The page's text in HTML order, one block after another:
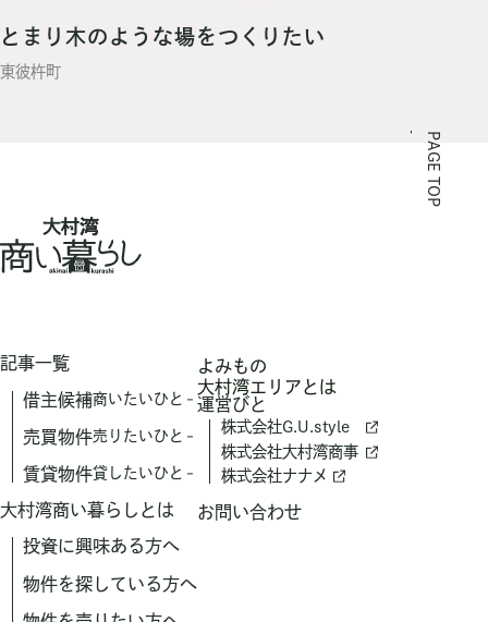
とまり木のような場をつくりたい
東彼杵町
PAGE TOP
記事一覧
借主候補商いたいひと
売買物件売りたいひと
賃貸物件貸したいひと
大村湾商い暮らしとは
投資に興味ある方へ
物件を探している方へ
よみもの
大村湾エリアとは
運営びと
株式会社G.U.style
株式会社大村湾商事
株式会社ナナメ
お問い合わせ